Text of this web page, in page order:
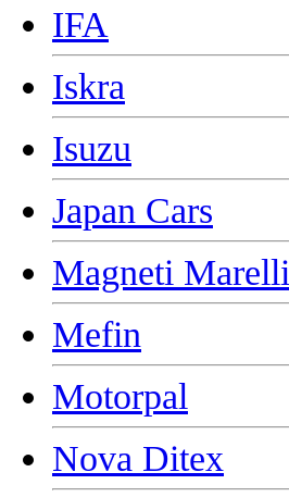
IFA
Iskra
Isuzu
Japan Cars
Magneti Marelli
Mefin
Motorpal
Nova Ditex